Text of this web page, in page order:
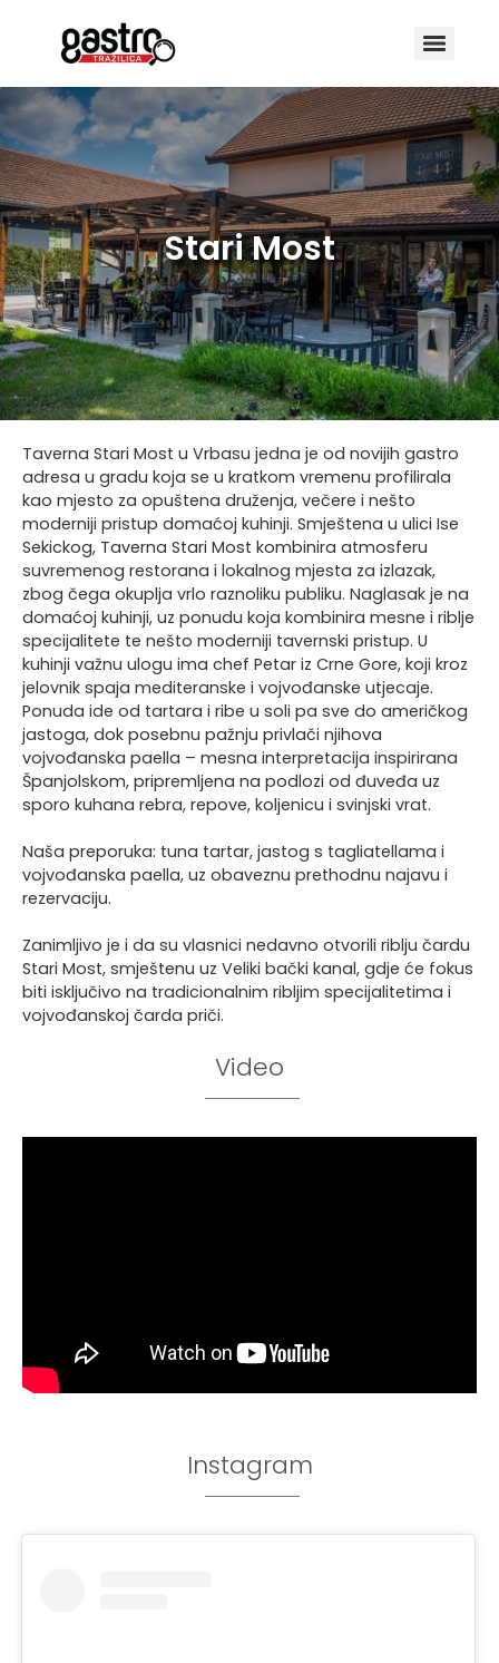
Stari Most
Taverna Stari Most u Vrbasu jedna je od novijih gastro
adresa u gradu koja se u kratkom vremenu profilirala
kao mjesto za opuštena druženja, večere i nešto
moderniji pristup domaćoj kuhinji. Smještena u ulici Ise
Sekickog, Taverna Stari Most kombinira atmosferu
suvremenog restorana i lokalnog mjesta za izlazak,
zbog čega okuplja vrlo raznoliku publiku. Naglasak je na
domaćoj kuhinji, uz ponudu koja kombinira mesne i riblje
specijalitete te nešto moderniji tavernski pristup. U
kuhinji važnu ulogu ima chef Petar iz Crne Gore, koji kroz
jelovnik spaja mediteranske i vojvođanske utjecaje.
Ponuda ide od tartara i ribe u soli pa sve do američkog
jastoga, dok posebnu pažnju privlači njihova
vojvođanska paella – mesna interpretacija inspirirana
Španjolskom, pripremljena na podlozi od đuveđa uz
sporo kuhana rebra, repove, koljenicu i svinjski vrat.
Naša preporuka: tuna tartar, jastog s tagliatellama i
vojvođanska paella, uz obaveznu prethodnu najavu i
rezervaciju.
Zanimljivo je i da su vlasnici nedavno otvorili riblju čardu
Stari Most, smještenu uz Veliki bački kanal, gdje će fokus
biti isključivo na tradicionalnim ribljim specijalitetima i
vojvođanskoj čarda priči.
Video
Instagram